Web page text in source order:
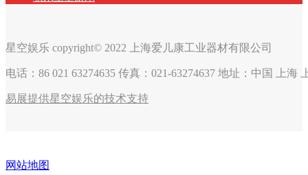
星空娱乐 copyright© 2022 上海爱儿康工业器材有限公司
电话：86 021 63274635 传真：021-63274637 地址：中国 上海
易展提供星空娱乐的技术支持
网站地图